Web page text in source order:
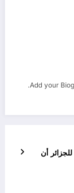
Add your
أن